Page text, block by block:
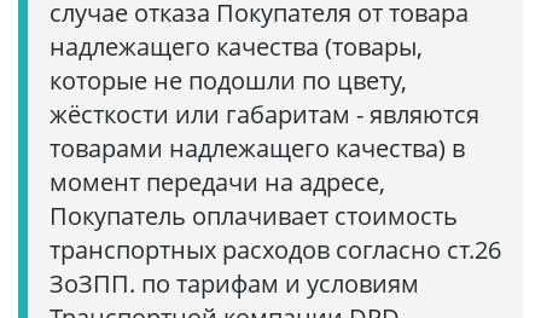
случае отказа Покупателя от товара
надлежащего качества (товары,
которые не подошли по цвету,
жёсткости или габаритам - являются
товарами надлежащего качества) в
момент передачи на адресе,
Покупатель оплачивает стоимость
транспортных расходов согласно ст.26
ЗоЗПП. по тарифам и условиям